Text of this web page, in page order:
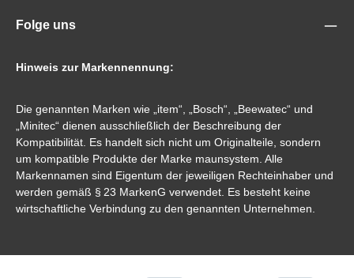
Folge uns
Hinweis zur Markennennung:
Die genannten Marken wie „item“, „Bosch“, „Beewatec“ und
„Minitec“ dienen ausschließlich der Beschreibung der
Kompatibilität. Es handelt sich nicht um Originalteile, sondern
um kompatible Produkte der Marke maunsystem. Alle
Markennamen sind Eigentum der jeweiligen Rechteinhaber und
werden gemäß § 23 MarkenG verwendet. Es besteht keine
wirtschaftliche Verbindung zu den genannten Unternehmen.